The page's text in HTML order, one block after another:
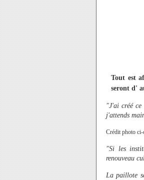
Tout est
seront d'
"J'ai créé
j'attends
Crédit photo ci-
"Si les
renouveau
La paillote